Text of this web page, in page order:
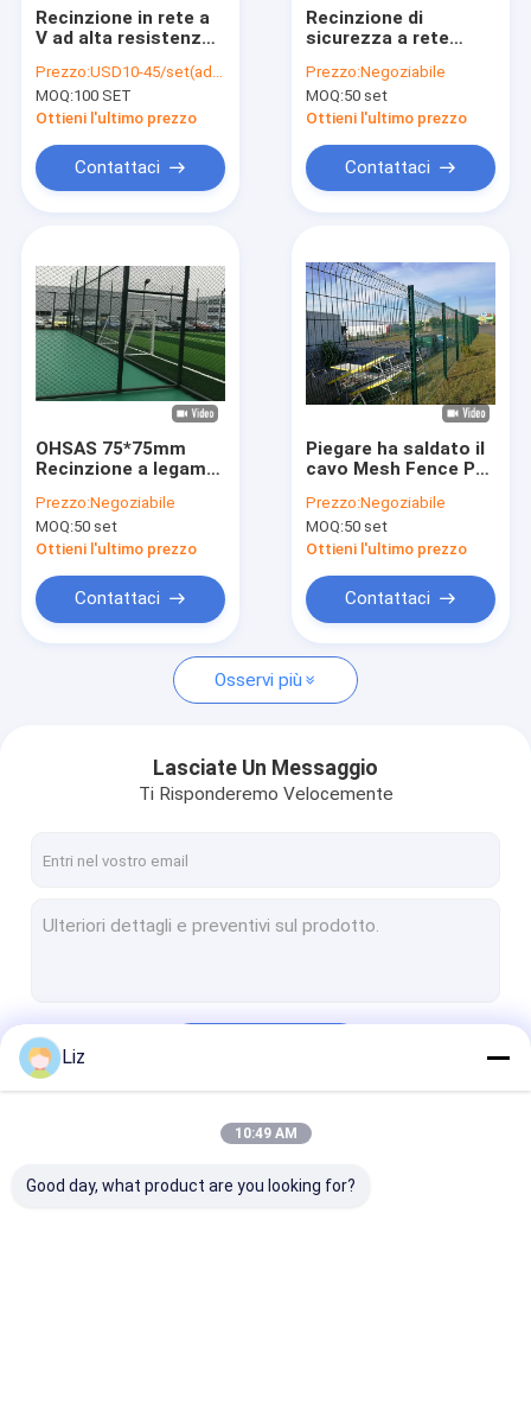
Prodotti
Spettacolo VR
Su di noi
Contattaci
Notizie
Chiedi un preventivo
Recinzione in acciaio di sicurezza
Recinzione di sicurezza anti-arrampicata
Recinzione AOA
Recinzione in rete a
V ad alta resistenza
industriali
Prezzo:USD10-45/set(adjustable)
MOQ:100 SET
Ottieni l'ultimo prezzo
Contattaci
Recinzione di
sicurezza a rete
1200 mm. Recinzione
in rete saldata
zincata
Prezzo:Negoziabile
MOQ:50 set
Ottieni l'ultimo prezzo
Contattaci
OHSAS 75*75mm
Recinzione a legame
Recinzione a maglia
di diamante rivestita
di plastica
Prezzo:Negoziabile
MOQ:50 set
Ottieni l'ultimo prezzo
Contattaci
Piegare ha saldato il
cavo Mesh Fence Pvc
Prezzo:Negoziabile
MOQ:50 set
Ottieni l'ultimo prezzo
Contattaci
Osservi più
Lasciate Un Messaggio
Ti Risponderemo Velocemente
Liz
10:49 AM
Good day, what product are you looking for?